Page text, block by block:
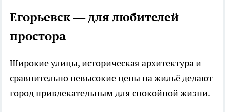
Егорьевск — для любителей
простора
Широкие улицы, историческая архитектура и
сравнительно невысокие цены на жильё делают
город привлекательным для спокойной жизни.